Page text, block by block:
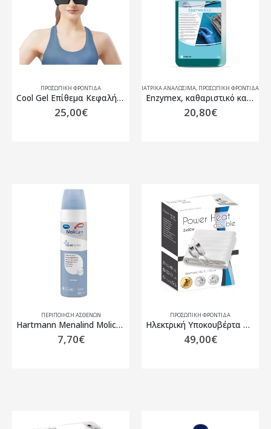
ΠΡΟΣΩΠΙΚΗ ΦΡΟΝΤΙΔΑ
Cool Gel Επίθεμα Κεφαλής One Size Μαύρο 1983 Anatomic Help
25,00€
ΙΑΤΡΙΚΑ ΑΝΑΛΩΣΙΜΑ, ΠΡΟΣΩΠΙΚΗ ΦΡΟΝΤΙΔΑ
Enzymex, καθαριστικό και απολυμαντικό υγρό εργαλείων με ένζυμα 1lt
20,80€
ΠΕΡΙΠΟΊΗΣΗ ΑΣΘΕΝΏΝ
Hartmann Menalind Molicare Skintegrity Clean Αφρός Καθαρισμού 400ml 995081
7,70€
ΠΡΟΣΩΠΙΚΗ ΦΡΟΝΤΙΔΑ
Hλεκτρική Υποκουβέρτα Power Heat Double-Διπλή 160×140 cm
49,00€